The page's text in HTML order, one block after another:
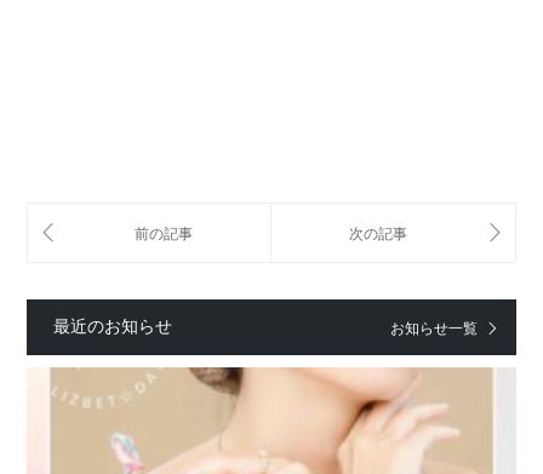
最近のお知らせ お知らせ一覧